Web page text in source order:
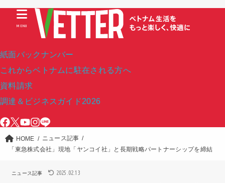
紙面バックナンバー
これからベトナムに駐在される方へ
資料請求
調達＆ビジネスガイド2026
MENU
HOME
ニュース記事
「東急株式会社」現地「ヤンコイ社」と長期戦略パートナーシップを締結
ニュース記事 2025.02.13